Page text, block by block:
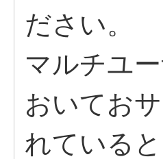
ださい。
マルチユ
おいてお
れている